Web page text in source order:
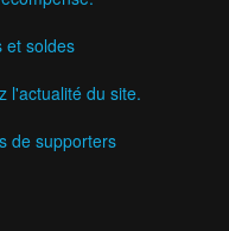
et soldes
l'actualité du site.
de supporters